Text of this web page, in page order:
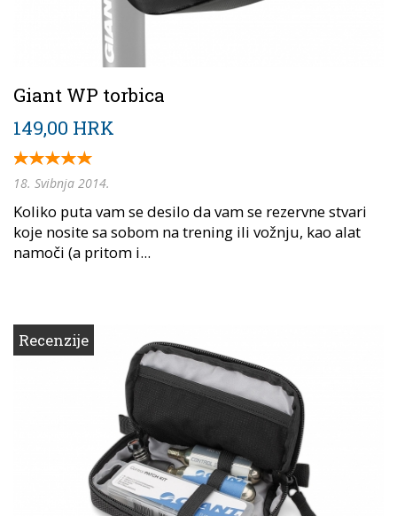
Giant WP torbica
149,00 HRK
18. Svibnja 2014.
Koliko puta vam se desilo da vam se rezervne stvari
koje nosite sa sobom na trening ili vožnju, kao alat
namoči (a pritom i...
Recenzije